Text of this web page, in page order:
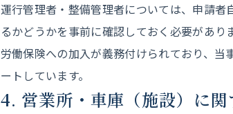
運行管理者・整備管理者については、申請
るかどうかを事前に確認しておく必要があり
労働保険への加入が義務付けられており、
ートしています。
4. 営業所・車庫（施設）に